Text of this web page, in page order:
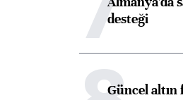
desteği
Güncel altın